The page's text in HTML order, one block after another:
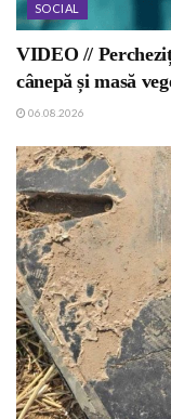
SOCIAL
VIDEO //
cânepă și masă
06.08.2026